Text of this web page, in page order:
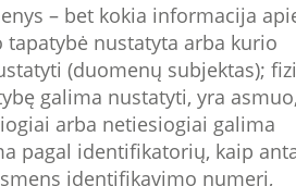
– bet kokia informacija
nustatyta arba kurio
(duomenų subjektas);
galima nustatyti, yra
arba netiesiogiai galima
pagal identifikatorių, kaip
identifikavimo numerį,